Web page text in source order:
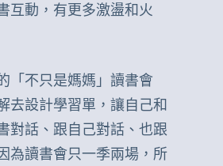
互動，有更多激盪和火
「不只是媽媽」讀書會
去設計學習單，讓自己和
對話、跟自己對話、也跟
為讀書會只一季兩場，所